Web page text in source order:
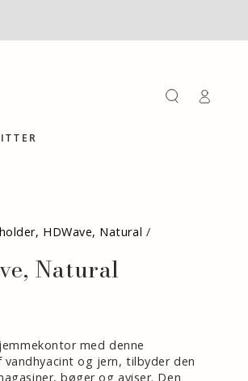
på
HDWave, Natural /
Natural
med denne
og jern, tilbyder den
bøger og aviser. Den